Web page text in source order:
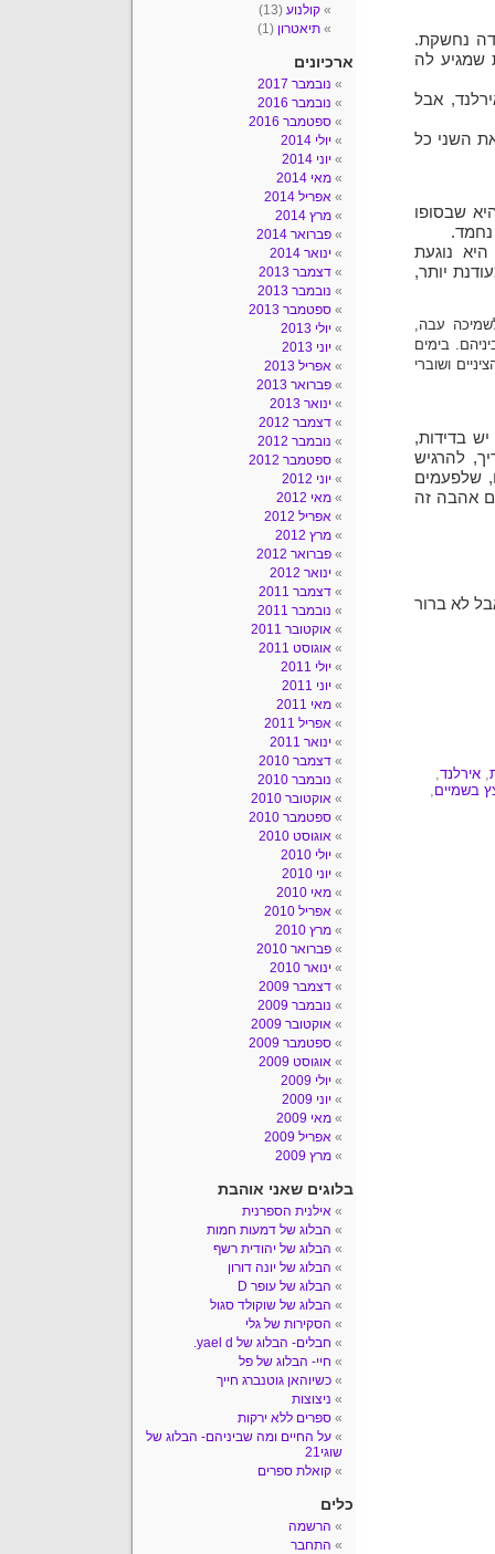
נחשקת.
שמגיע לה
אבל
השני כל
שבסופו
נחמד.
נוגעת
יותר,
עבה,
בימים
ושוברי
בדידות,
להרגיש
שלפעמים
אהבה זה
לא ברור
,אירלנד,
בשמיים,
קולנוע (13)
תיאטרון (1)
ארכיונים
נובמבר 2017
נובמבר 2016
ספטמבר 2016
יולי 2014
יוני 2014
מאי 2014
אפריל 2014
מרץ 2014
פברואר 2014
ינואר 2014
דצמבר 2013
נובמבר 2013
ספטמבר 2013
יולי 2013
יוני 2013
אפריל 2013
פברואר 2013
ינואר 2013
דצמבר 2012
נובמבר 2012
ספטמבר 2012
יוני 2012
מאי 2012
אפריל 2012
מרץ 2012
פברואר 2012
ינואר 2012
דצמבר 2011
נובמבר 2011
אוקטובר 2011
אוגוסט 2011
יולי 2011
יוני 2011
מאי 2011
אפריל 2011
ינואר 2011
דצמבר 2010
נובמבר 2010
אוקטובר 2010
ספטמבר 2010
אוגוסט 2010
יולי 2010
יוני 2010
מאי 2010
אפריל 2010
מרץ 2010
פברואר 2010
ינואר 2010
דצמבר 2009
נובמבר 2009
אוקטובר 2009
ספטמבר 2009
אוגוסט 2009
יולי 2009
יוני 2009
מאי 2009
אפריל 2009
מרץ 2009
בלוגים שאני אוהבת
אילנית הספרנית
הבלוג של דמעות חמות
הבלוג של יהודית רשף
הבלוג של יונה דורון
הבלוג של עופר D
הבלוג של שוקולד סגול
הסקירות של גלי
חבלים- הבלוג של yael d.
חיי- הבלוג של פל
כשיוהאן גוטנברג חייך
ניצוצות
ספרים ללא ירקות
על החיים ומה שביניהם- הבלוג של
שוגי21
קואלת ספרים
כלים
הרשמה
התחבר